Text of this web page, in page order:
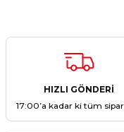
Ürün
HIZLI GÖNDERİ
17:00’a kadar ki tüm